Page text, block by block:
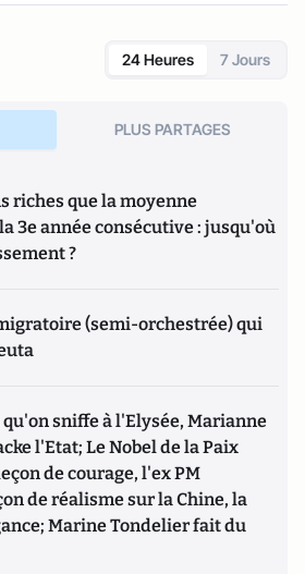
24 Heures 7 Jours
PLUS PARTAGES
riches que la moyenne
3e année consécutive : jusqu'où
?
(semi-orchestrée) qui
sniffe à l'Elysée, Marianne
l'Etat; Le Nobel de la Paix
de courage, l'ex PM
de réalisme sur la Chine, la
Marine Tondelier fait du